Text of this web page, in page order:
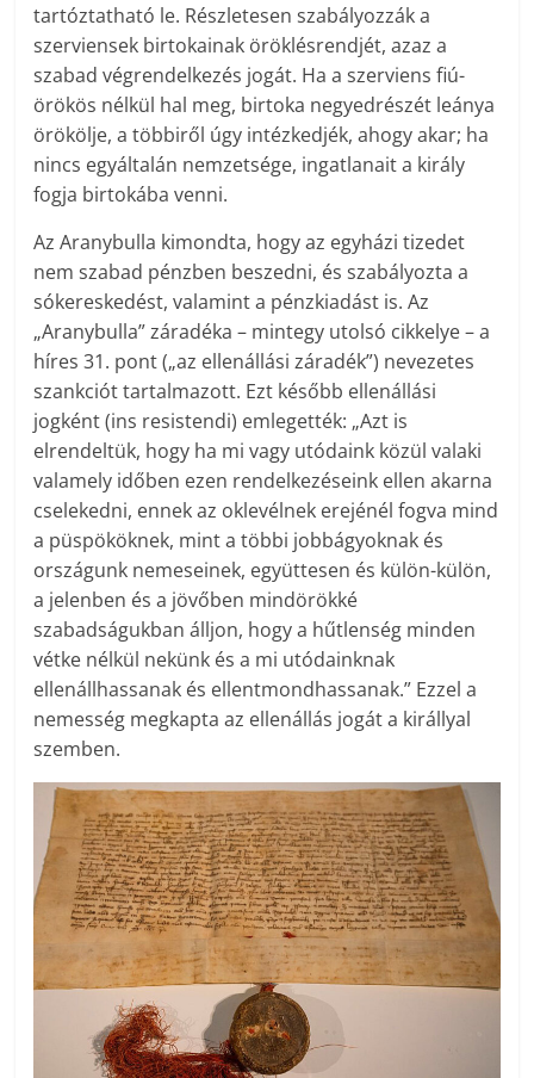
tartóztatható le. Részletesen szabályozzák a
szerviensek birtokainak öröklésrendjét, azaz a
szabad végrendelkezés jogát. Ha a szerviens fiú-
örökös nélkül hal meg, birtoka negyedrészét leánya
örökölje, a többiről úgy intézkedjék, ahogy akar; ha
nincs egyáltalán nemzetsége, ingatlanait a király
fogja birtokába venni.
Az Aranybulla kimondta, hogy az egyházi tizedet
nem szabad pénzben beszedni, és szabályozta a
sókereskedést, valamint a pénzkiadást is. Az
„Aranybulla” záradéka – mintegy utolsó cikkelye – a
híres 31. pont („az ellenállási záradék”) nevezetes
szankciót tartalmazott. Ezt később ellenállási
jogként (ins resistendi) emlegették: „Azt is
elrendeltük, hogy ha mi vagy utódaink közül valaki
valamely időben ezen rendelkezéseink ellen akarna
cselekedni, ennek az oklevélnek erejénél fogva mind
a püspököknek, mint a többi jobbágyoknak és
országunk nemeseinek, együttesen és külön-külön,
a jelenben és a jövőben mindörökké
szabadságukban álljon, hogy a hűtlenség minden
vétke nélkül nekünk és a mi utódainknak
ellenállhassanak és ellentmondhassanak.” Ezzel a
nemesség megkapta az ellenállás jogát a királlyal
szemben.